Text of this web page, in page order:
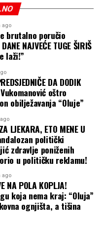
ni do danas nije
je ove godine
na lokalitetu Bistrica
mašinerije “Drvo-
površine,
nazivaju ekološkom
da je rudarenje
štetu. Za područje
revitalizacija i sijanje
maraka za
Kosa i Bistrica.
bi da uplatimo još 36
Bukovoj Kosi. U ovo
ago
brutalno poručio
NAJVEĆE TUGE ŠIRIŠ
laži!”
DA DODIK
Vukomanović oštro
obilježavanja “Oluje”
LJEKARA, ETO MENE U
politički
zdravlje poniženih
u političku reklamu!
ago
NA POLA KOPLJA!
koja nema kraj: “Oluja”
ognjišta, a tišina